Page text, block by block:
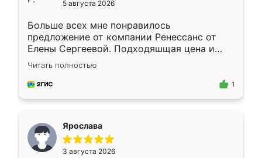
5 августа 2026
Больше всех мне понравилось
предложение от компании Ренессанс от
Елены Сергеевой. Подходяшщая цена и
короткие сроки изготовления. Приехавший
для замера сотрудник Владислав
предложил по моему эскизу самый
Читать полностью
1
Ярослава
3 августа 2026